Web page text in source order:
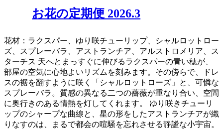
お花の定期便 2026.3
花材：ラクスパー、ゆり咲チューリップ、シャルロットロー
ズ、スプレーバラ、アストランチア、アルストロメリア、ス
ターチス 天へとまっすぐに伸びるラクスパーの青い穂が、
部屋の空気に心地よいリズムを刻みます。その傍らで、ドレ
スの裾を翻すように咲く「シャルロットローズ」と、可憐な
スプレーバラ。質感の異なる二つの薔薇が重なり合い、空間
に奥行きのある情熱を灯してくれます。 ゆり咲きチューリ
ップのシャープな曲線と、星の形をしたアストランチアが織
りなすのは、まるで都会の喧騒を忘れさせる静謐な小宇宙。